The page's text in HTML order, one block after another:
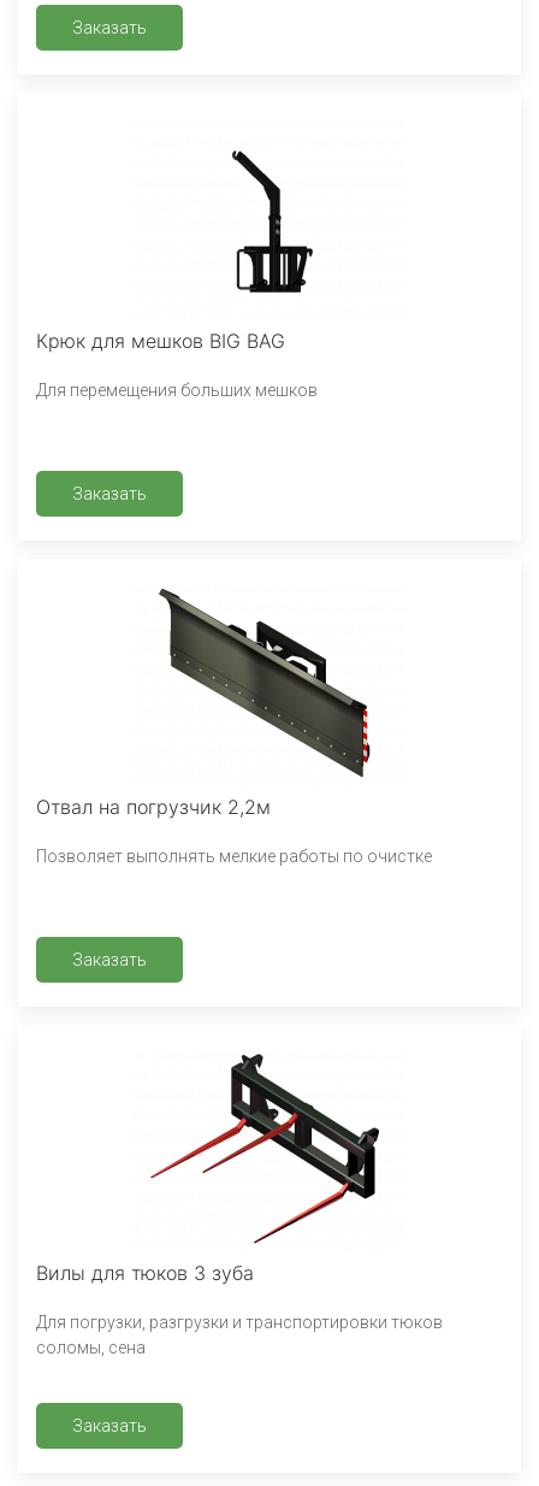
Заказать
Крюк для мешков BIG BAG
Для перемещения больших мешков
Заказать
Отвал на погрузчик 2,2м
Позволяет выполнять мелкие работы по очистке
Заказать
Вилы для тюков 3 зуба
Для погрузки, разгрузки и транспортировки тюков
соломы, сена
Заказать